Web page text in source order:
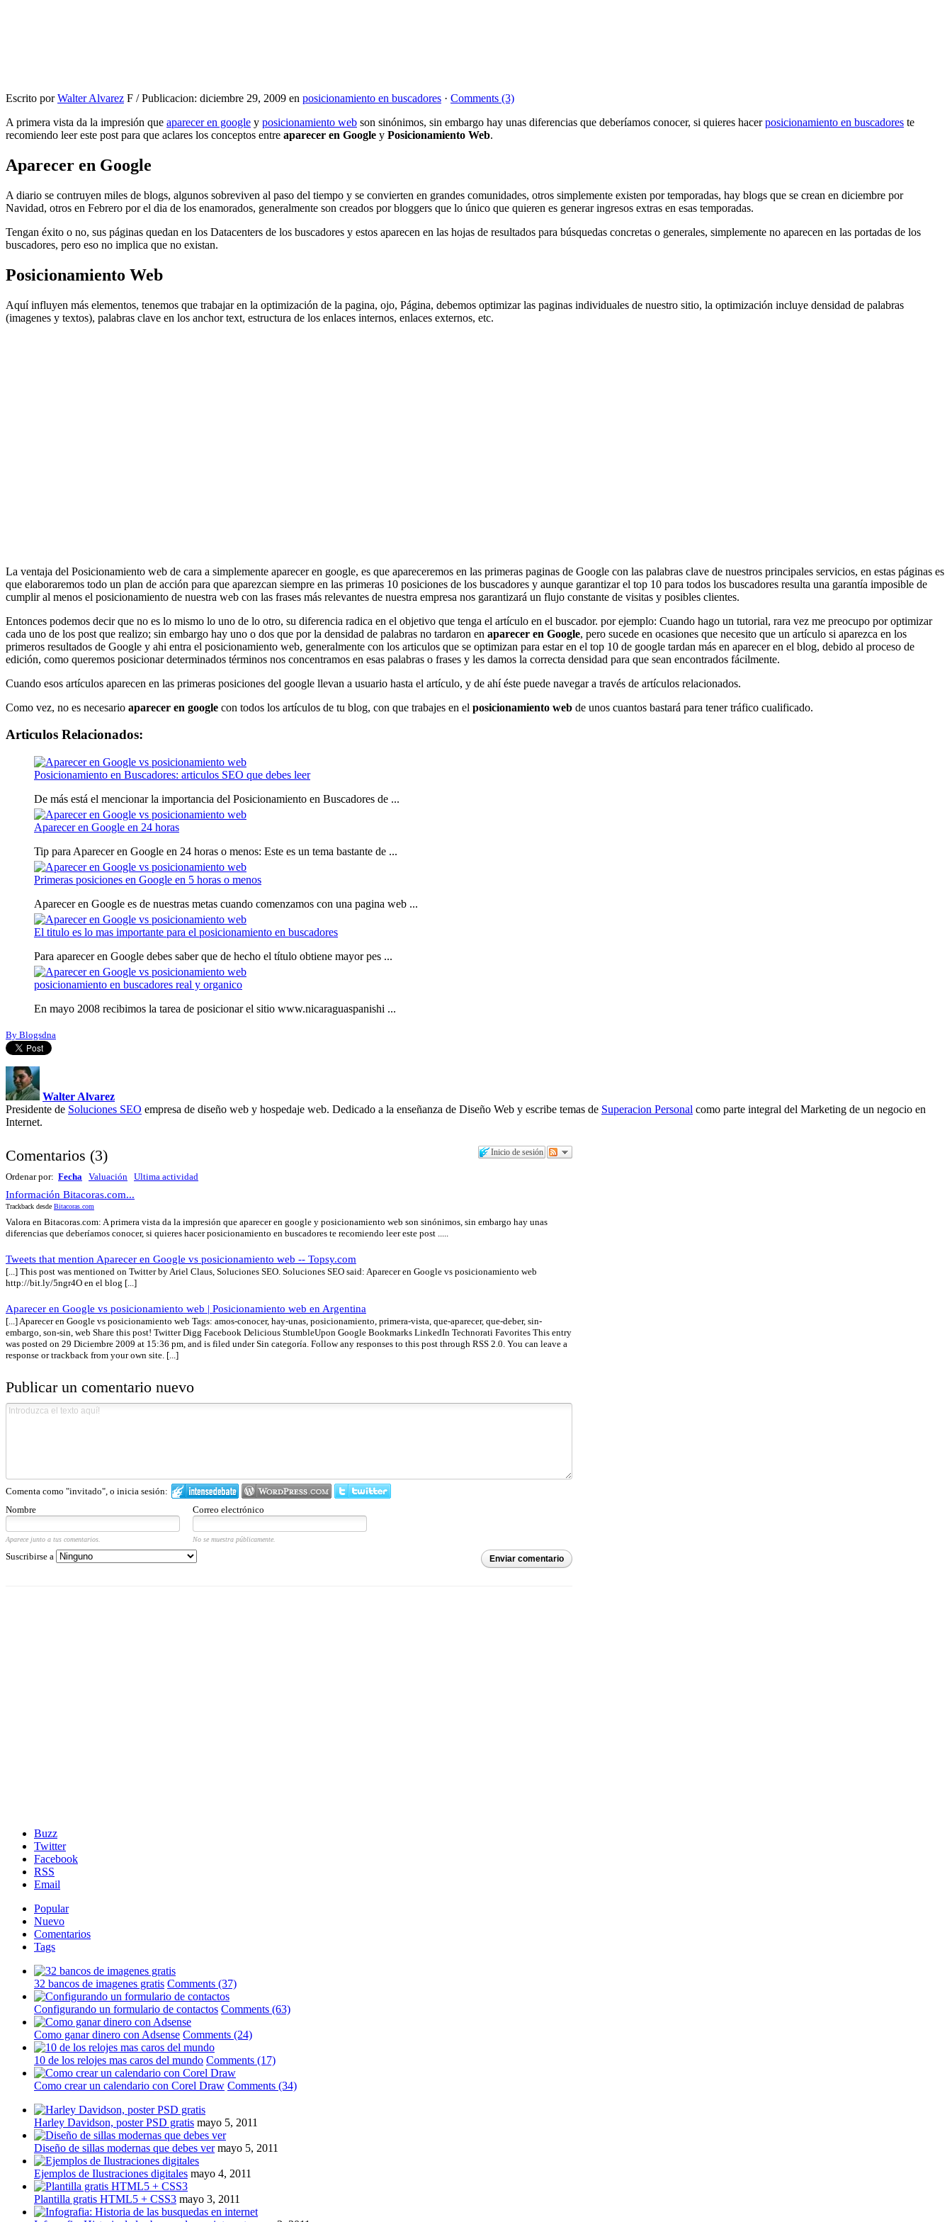
Escrito porWalter Alvarez F / Publicacion: diciembre 29, 2009 en posicionamiento en buscadores · Comments (3)
A primera vista da la impresión que aparecer en google y posicionamiento web son sinónimos, sin embargo hay unas diferencias que deberíamos conocer, si quieres hacerposicionamiento en buscadores te
recomiendo leer este post para que aclares los conceptos entre aparecer en Google y Posicionamiento Web.
Aparecer en Google
A diario se contruyen miles de blogs, algunos sobreviven al paso del tiempo y se convierten en grandes comunidades, otros simplemente existen por temporadas, hay blogs que se crean en diciembre por
Navidad, otros en Febrero por el dia de los enamorados, generalmente son creados por bloggers que lo único que quieren es generar ingresos extras en esas temporadas.
Tengan éxito o no, sus páginas quedan en los Datacenters de los buscadores y estos aparecen en las hojas de resultados para búsquedas concretas o generales, simplemente no aparecen en las portadas de los
buscadores, pero eso no implica que no existan.
Posicionamiento Web
Aquí influyen más elementos, tenemos que trabajar en la optimización de la pagina, ojo, Página, debemos optimizar las paginas individuales de nuestro sitio, la optimización incluye densidad de palabras
(imagenes y textos), palabras clave en los anchor text, estructura de los enlaces internos, enlaces externos, etc.
La ventaja del Posicionamiento web de cara a simplemente aparecer en google, es que apareceremos en las primeras paginas de Google con las palabras clave de nuestros principales servicios, en estas páginas es
que elaboraremos todo un plan de acción para que aparezcan siempre en las primeras 10 posiciones de los buscadores y aunque garantizar el top 10 para todos los buscadores resulta una garantía imposible de
cumplir al menos el posicionamiento de nuestra web con las frases más relevantes de nuestra empresa nos garantizará un flujo constante de visitas y posibles clientes.
Entonces podemos decir que no es lo mismo lo uno de lo otro, su diferencia radica en el objetivo que tenga el artículo en el buscador. por ejemplo: Cuando hago un tutorial, rara vez me preocupo por optimizar
cada uno de los post que realizo; sin embargo hay uno o dos que por la densidad de palabras no tardaron en aparecer en Google, pero sucede en ocasiones que necesito que un artículo si aparezca en los
primeros resultados de Google y ahi entra el posicionamiento web, generalmente con los articulos que se optimizan para estar en el top 10 de google tardan más en aparecer en el blog, debido al proceso de
edición, como queremos posicionar determinados términos nos concentramos en esas palabras o frases y les damos la correcta densidad para que sean encontrados fácilmente.
Cuando esos artículos aparecen en las primeras posiciones del google llevan a usuario hasta el artículo, y de ahí éste puede navegar a través de artículos relacionados.
Como vez, no es necesario aparecer en google con todos los artículos de tu blog, con que trabajes en el posicionamiento web de unos cuantos bastará para tener tráfico cualificado.
Articulos Relacionados:
Posicionamiento en Buscadores: articulos SEO que debes leer
De más está el mencionar la importancia del Posicionamiento en Buscadores de ...
Aparecer en Google en 24 horas
Tip para Aparecer en Google en 24 horas o menos: Este es un tema bastante de ...
Primeras posiciones en Google en 5 horas o menos
Aparecer en Google es de nuestras metas cuando comenzamos con una pagina web ...
El titulo es lo mas importante para el posicionamiento en buscadores
Para aparecer en Google debes saber que de hecho el título obtiene mayor pes ...
posicionamiento en buscadores real y organico
En mayo 2008 recibimos la tarea de posicionar el sitio www.nicaraguaspanishi ...
By Blogsdna
Walter Alvarez
Presidente de Soluciones SEO empresa de diseño web y hospedaje web. Dedicado a la enseñanza de Diseño Web y escribe temas de Superacion Personal como parte integral del Marketing de un negocio en
Internet.
Inicio de sesión
Comentarios (3)
Ordenar por: Fecha Valuación Ultima actividad
Información Bitacoras.com...
Trackback desde Bitacoras.com
Valora en Bitacoras.com: A primera vista da la impresión que aparecer en google y posicionamiento web son sinónimos, sin embargo hay unas
diferencias que deberíamos conocer, si quieres hacer posicionamiento en buscadores te recomiendo leer este post .....
Tweets that mention Aparecer en Google vs posicionamiento web -- Topsy.com
[...] This post was mentioned on Twitter by Ariel Claus, Soluciones SEO. Soluciones SEO said: Aparecer en Google vs posicionamiento web
http://bit.ly/5ngr4O en el blog [...]
Aparecer en Google vs posicionamiento web | Posicionamiento web en Argentina
[...] Aparecer en Google vs posicionamiento web Tags: amos-conocer, hay-unas, posicionamiento, primera-vista, que-aparecer, que-deber, sin-
embargo, son-sin, web Share this post! Twitter Digg Facebook Delicious StumbleUpon Google Bookmarks LinkedIn Technorati Favorites This entry
was posted on 29 Diciembre 2009 at 15:36 pm, and is filed under Sin categoría. Follow any responses to this post through RSS 2.0. You can leave a
response or trackback from your own site. [...]
Publicar un comentario nuevo
Comenta como "invitado", o inicia sesión:
Nombre
Correo electrónico
Aparece junto a tus comentarios. No se muestra públicamente.
Enviar comentario
Suscribirse a
Buzz
Twitter
Facebook
RSS
Email
Popular
Nuevo
Comentarios
Tags
32 bancos de imagenes gratis Comments (37)
Configurando un formulario de contactos Comments (63)
Como ganar dinero con Adsense Comments (24)
10 de los relojes mas caros del mundo Comments (17)
Como crear un calendario con Corel Draw Comments (34)
Harley Davidson, poster PSD gratis mayo 5, 2011
Diseño de sillas modernas que debes ver mayo 5, 2011
Ejemplos de Ilustraciones digitales mayo 4, 2011
Plantilla gratis HTML5 + CSS3 mayo 3, 2011